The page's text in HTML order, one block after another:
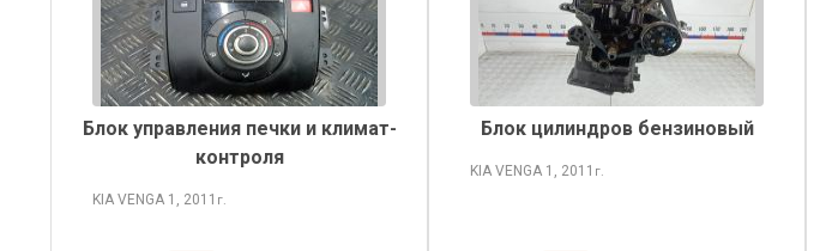
Блок управления печки и климат-
контроля
KIA VENGA 1, 2011 г.
Блок цилиндров бензиновый
KIA VENGA 1, 2011 г.